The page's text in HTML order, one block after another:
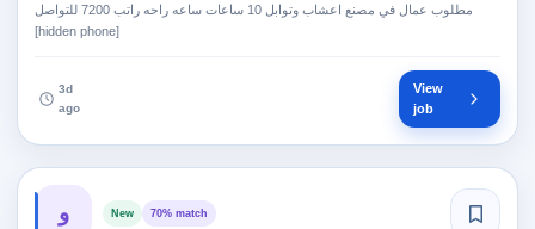
مطلوب عمال في مصنع اعشاب وتوابل 10 ساعات ساعه راحه راتب 7200 للتواصل
[hidden phone]
3d
ago
View
job
و New 70% match